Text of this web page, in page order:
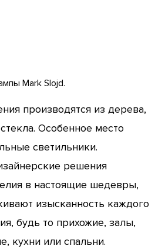
Mark Slojd.
производятся из дерева,
Особенное место
светильники.
решения
в настоящие шедевры,
изысканность каждого
будь то прихожие, залы,
кухни или спальни.